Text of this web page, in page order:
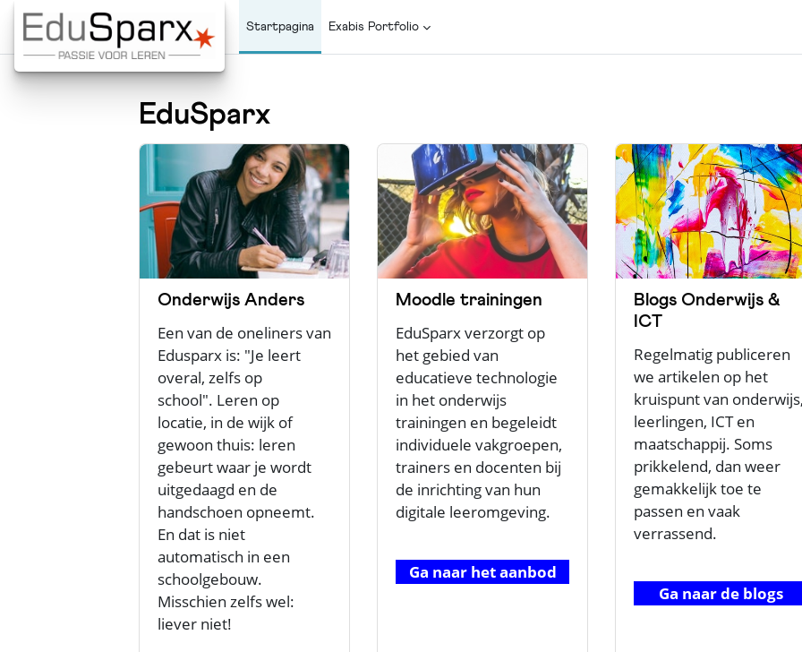
Ga naar hoofdinhoud
Startpagina Exabis Portfolio
EduSparx
Onderwijs Anders
Een van de oneliners van
Edusparx is: "Je leert
overal, zelfs op
school". Leren op
locatie, in de wijk of
gewoon thuis: leren
gebeurt waar je wordt
uitgedaagd en de
handschoen opneemt.
En dat is niet
automatisch in een
schoolgebouw.
Misschien zelfs wel:
liever niet!
Moodle trainingen
EduSparx verzorgt op
het gebied van
educatieve technologie
in het onderwijs
trainingen en begeleidt
individuele vakgroepen,
trainers en docenten bij
de inrichting van hun
digitale leeromgeving.
Ga naar het aanbod
Blogs Onderwijs &
ICT
Regelmatig publiceren
we artikelen op het
kruispunt van
leerlingen, ICT en
maatschappij. Soms
prikkelend, dan weer
gemakkelijk toe te
passen en vaak
verrassend.
Ga naar de blogs